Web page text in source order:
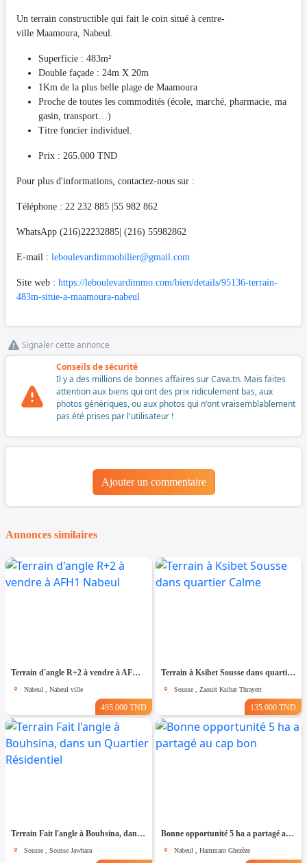
Un terrain constructible qui fait le coin situé à centre-
ville Maamoura, Nabeul.
Superficie : 483m²
Double façade : 24m X 20m
1Km de la plus belle plage de Maamoura
Proche de toutes les commodités (école, marché, pharmacie, ma
gasin, transport…)
Titre foncier individuel.
Prix : 265.000 TND
Pour plus d'informations, contactez-nous sur :
Téléphone : 22 232 885 |55 982 862
WhatsApp (216)22232885| (216) 55982862
E-mail : leboulevardimmobilier@gmail.com
Site web : https://leboulevardimmo.com/bien/details/95136-terrain-
483m-situe-a-maamoura-nabeul
Signaler cette annonce
Conseils de sécurité
Il y a des millions de bonnes affaires sur Cava.tn. Mais faites
attention aux biens qui ont des prix ridiculement bas, aux
photos génériques, ou aux photos qui n'ont vraisemblablement
pas été prises par l'utilisateur !
Ajouter un commentaire
Annonces similaires
Terrain d'angle R+2 à vendre à AFH1 Nabeul
Nabeul , Nabeul ville
495.000 TND
Terrain à Ksibet Sousse dans quartier Calme
Sousse , Zaouit Ksibat Thrayett
135.000 TND
Terrain Fait l'angle à Bouhsina, dans un Quartier Résidentiel
Sousse , Sousse Jawhara
Bonne opportunité 5 ha a partagé au cap bon
Nabeul , Hammam Ghezèze